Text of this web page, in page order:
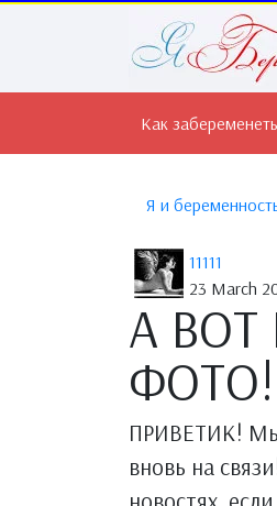
Как забеременеть
Я и
11111
23 March
А
ПРИВЕТИК! Мы
вновь на